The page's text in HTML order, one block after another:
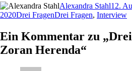
Autor
Alexandra Stahl
am
12.
2020Kategorien
Drei FragenSchlagwörter
Drei Fragen, Interview
Ein Kommentar zu
Zoran Herenda“